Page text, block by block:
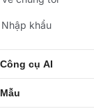
Nhập khẩu
Công cụ AI
Mẫu